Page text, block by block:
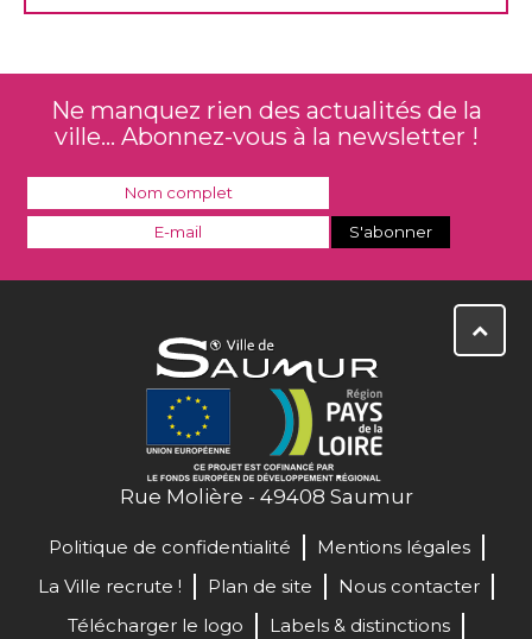
Ne manquez rien des actualités de la
ville... Abonnez-vous à la newsletter !
Rue Molière - 49408 Saumur
Politique de confidentialité
Mentions légales
La Ville recrute !
Plan de site
Nous contacter
Télécharger le logo
Labels & distinctions